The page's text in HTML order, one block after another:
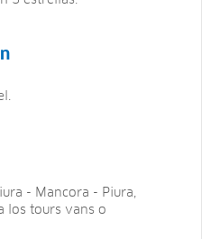
- Mancora - Piura,
los tours vans o